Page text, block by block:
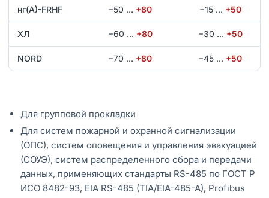
нг(А)-FRHF −50 … +80 −15 … +50
ХЛ −60 … +80 −30 … +50
NORD −70 … +80 −45 … +50
Для групповой прокладки
Для систем пожарной и охранной сигнализации
(ОПС), систем оповещения и управления эвакуацией
(СОУЭ), систем распределенного сбора и передачи
данных, применяющих стандарты RS-485 по ГОСТ Р
ИСО 8482-93, EIA RS-485 (TIA/EIA-485-A), Profibus